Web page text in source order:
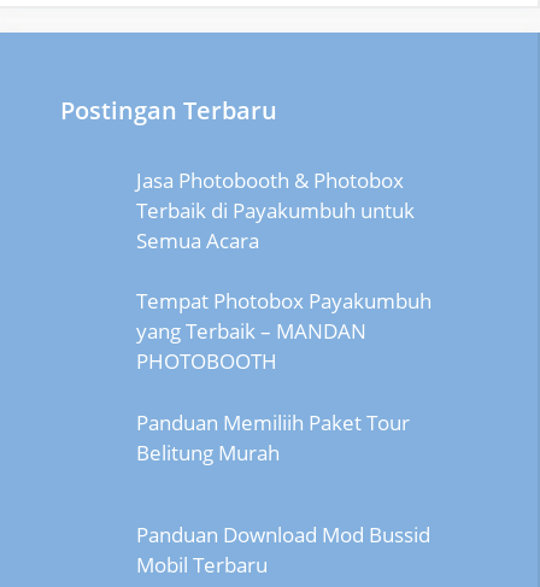
Postingan Terbaru
Jasa Photobooth & Photobox
Terbaik di Payakumbuh untuk
Semua Acara
Tempat Photobox Payakumbuh
yang Terbaik – MANDAN
PHOTOBOOTH
Panduan Memiliih Paket Tour
Belitung Murah
Panduan Download Mod Bussid
Mobil Terbaru